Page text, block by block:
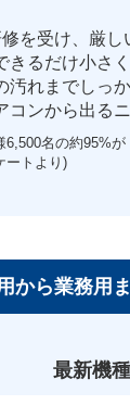
を受け、厳
るだけ小さ
汚れまでしっ
ンから出る
名の約95%
ートより)
から業務用
最新機